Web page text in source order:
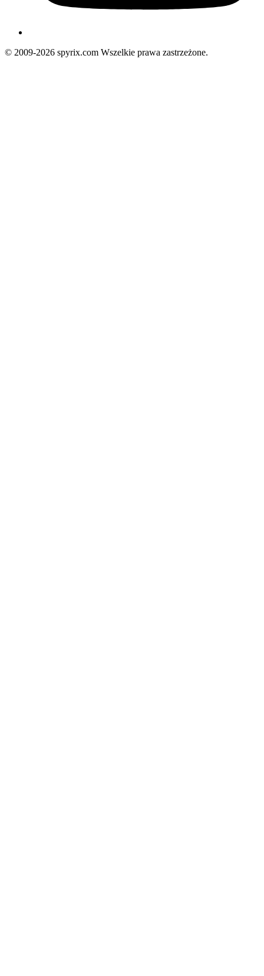
© 2009-2026 spyrix.com Wszelkie prawa zastrzeżone.